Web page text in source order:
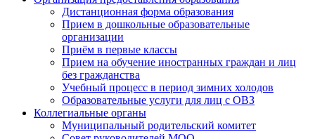
Дистанционная форма образования
Прием в дошкольные образовательные
организации
Приём в первые классы
Прием на обучение иностранных граждан и лиц
без гражданства
Учебный процесс в период зимних холодов
Образовательные услуги для лиц с ОВЗ
Коллегиальные органы
Муниципальный родительский комитет